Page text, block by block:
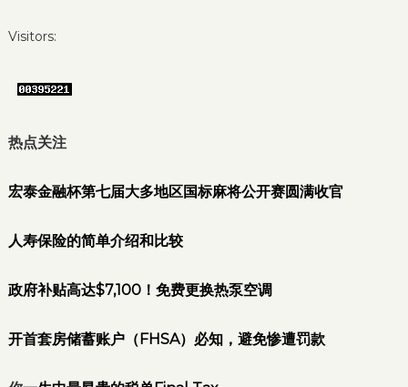
Visitors:
热点关注
宏泰金融杯第七届大多地区国标麻将公开赛圆满收官
人寿保险的简单介绍和比较
政府补贴高达$7,100！免费更换热泵空调
开首套房储蓄账户（FHSA）必知，避免惨遭罚款